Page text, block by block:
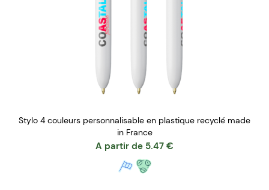
Stylo 4 couleurs personnalisable en plastique recyclé made
in France
A partir de 5.47 €